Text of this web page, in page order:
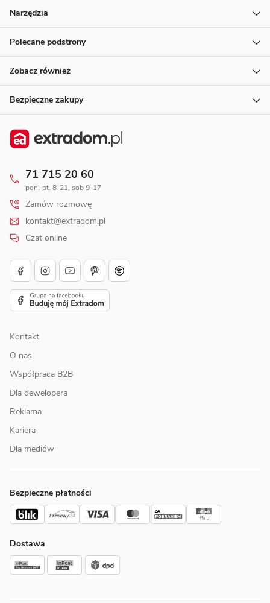
Narzędzia
Polecane podstrony
Zobacz również
Bezpieczne zakupy
71 715 20 60
pon.-pt. 8-21, sob 9-17
Zamów rozmowę
kontakt@extradom.pl
Czat online
Kontakt
O nas
Współpraca B2B
Dla dewelopera
Reklama
Kariera
Dla mediów
Bezpieczne płatności
Dostawa